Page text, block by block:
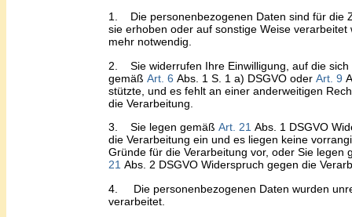
1. Die personenbezogenen Daten sind für die
sie erhoben oder auf sonstige Weise verarbeitet
mehr notwendig.
2. Sie widerrufen Ihre Einwilligung, auf die
gemäß Art 6 Abs 1 S. 1 a) DSGVO oder Art 9
stützte, und es fehlt an einer anderweitigen
die Verarbeitung.
3. Sie legen gemäß Art 21 Abs 1 DSGVO
die Verarbeitung ein und es liegen keine
Gründe für die Verarbeitung vor, oder Sie legen
21 Abs 2 DSGVO Widerspruch gegen die
4. Die personenbezogenen Daten wurden
verarbeitet.